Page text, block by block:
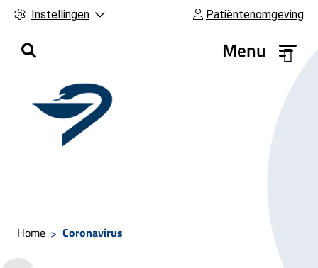
Instellingen Patiëntenomgeving
Menu
Home Coronavirus